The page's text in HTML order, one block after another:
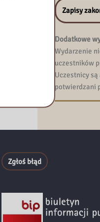
Zapisy
Dodatkowe
Wydarzenie
uczestników
Uczestnicy
potwierdzani
Zgłoś błąd